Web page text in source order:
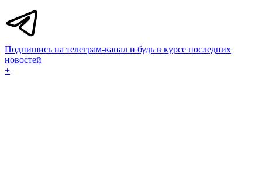
Подпишись на телеграм-канал и будь в курсе последних
новостей
+